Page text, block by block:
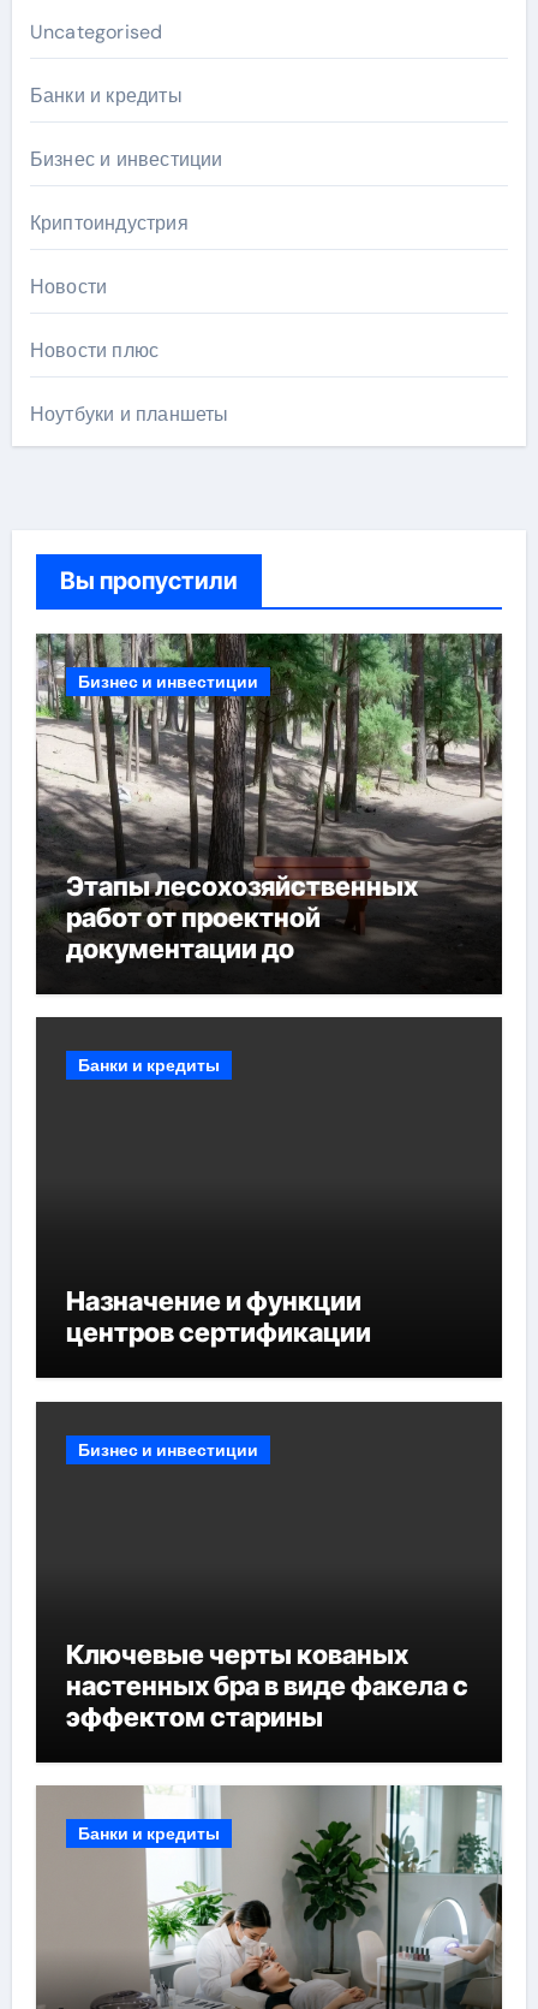
Uncategorised
Банки и кредиты
Бизнес и инвестиции
Криптоиндустрия
Новости
Новости плюс
Ноутбуки и планшеты
Вы пропустили
Бизнес и инвестиции
Этапы лесохозяйственных
работ от проектной
документации до
мероприятий и обустройства
Банки и кредиты
Назначение и функции
центров сертификации
Бизнес и инвестиции
Ключевые черты кованых
настенных бра в виде факела с
эффектом старины
Банки и кредиты